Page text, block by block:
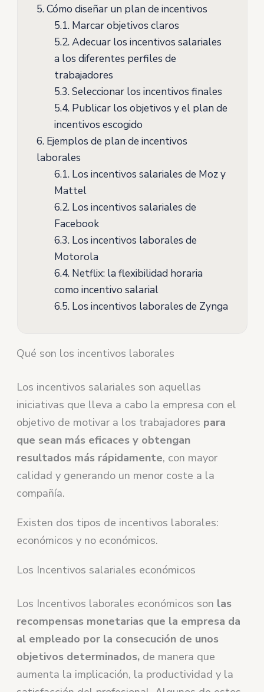
5.Cómo diseñar un plan de incentivos
5.1.Marcar objetivos claros
5.2.Adecuar los incentivos salariales
a los diferentes perfiles de
trabajadores
5.3.Seleccionar los incentivos finales
5.4.Publicar los objetivos y el plan de
incentivos escogido
6.Ejemplos de plan de incentivos
laborales
6.1.Los incentivos salariales de Moz y
Mattel
6.2.Los incentivos salariales de
Facebook
6.3.Los incentivos laborales de
Motorola
6.4.Netflix: la flexibilidad horaria
como incentivo salarial
6.5.Los incentivos laborales de Zynga
Qué son los incentivos laborales
Los incentivos salariales son aquellas
iniciativas que lleva a cabo la empresa con el
objetivo de motivar a los trabajadores para
que sean más eficaces y obtengan
resultados más rápidamente, con mayor
calidad y generando un menor coste a la
compañía.
Existen dos tipos de incentivos laborales:
económicos y no económicos.
Los Incentivos salariales económicos
Los Incentivos laborales económicos son las
recompensas monetarias que la empresa da
al empleado por la consecución de unos
objetivos determinados, de manera que
aumenta la implicación, la productividad y la